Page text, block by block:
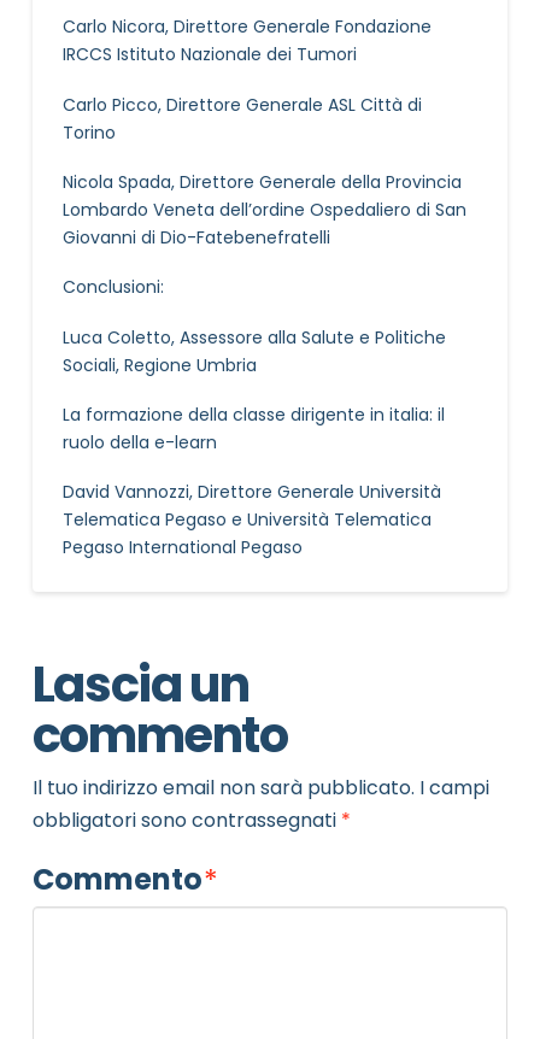
Carlo Nicora, Direttore Generale Fondazione
IRCCS Istituto Nazionale dei Tumori
Carlo Picco, Direttore Generale ASL Città di
Torino
Nicola Spada, Direttore Generale della Provincia
Lombardo Veneta dell’ordine Ospedaliero di San
Giovanni di Dio-Fatebenefratelli
Conclusioni:
Luca Coletto, Assessore alla Salute e Politiche
Sociali, Regione Umbria
La formazione della classe dirigente in italia: il
ruolo della e-learn
David Vannozzi, Direttore Generale Università
Telematica Pegaso e Università Telematica
Pegaso International Pegaso
Lascia un
commento
Il tuo indirizzo email non sarà pubblicato. I campi
obbligatori sono contrassegnati *
Commento*